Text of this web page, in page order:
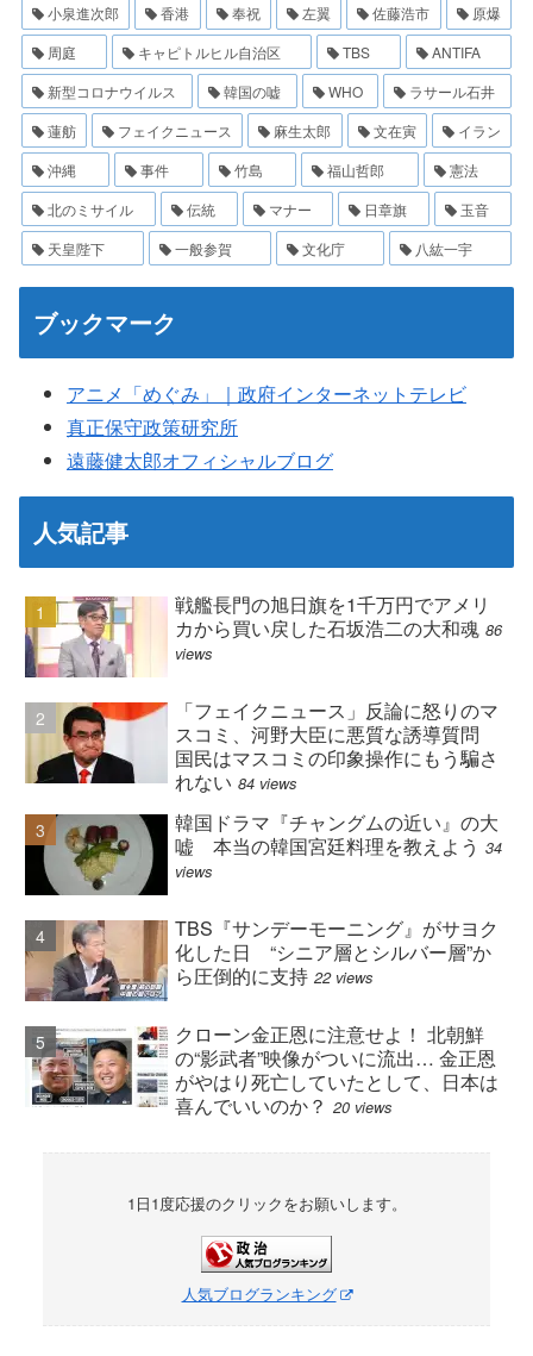
小泉進次郎
香港 奉祝 左翼 佐藤浩市
原爆
周庭
キャピトルヒル自治区 TBS
ANTIFA
新型コロナウイルス
韓国の嘘 WHO
ラサール石井
蓮舫
フェイクニュース 麻生太郎 文在寅
イラン
沖縄
事件 竹島 福山哲郎
憲法
北のミサイル
伝統 マナー 日章旗
玉音
天皇陛下
一般参賀 文化庁 八紘一宇
ブックマーク
アニメ「めぐみ」｜政府インターネットテレビ
真正保守政策研究所
遠藤健太郎オフィシャルブログ
人気記事
戦艦長門の旭日旗を1千万円でアメリ
カから買い戻した石坂浩二の大和魂 86
views
「フェイクニュース」反論に怒りのマ
スコミ、河野大臣に悪質な誘導質問
国民はマスコミの印象操作にもう騙さ
れない 84 views
韓国ドラマ『チャングムの近い』の大
嘘 本当の韓国宮廷料理を教えよう 34
views
TBS『サンデーモーニング』がサヨク
化した日 “シニア層とシルバー層”か
ら圧倒的に支持 22 views
クローン金正恩に注意せよ！ 北朝鮮
の“影武者”映像がついに流出… 金正恩
がやはり死亡していたとして、日本は
喜んでいいのか？ 20 views
1日1度応援のクリックをお願いします。
人気ブログランキング